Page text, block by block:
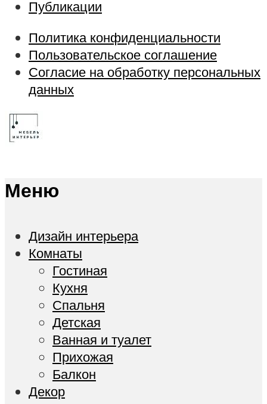
Публикации
Политика конфиденциальности
Пользовательское соглашение
Согласие на обработку персональных
данных
Меню
Дизайн интерьера
Комнаты
Гостиная
Кухня
Спальня
Детская
Ванная и туалет
Прихожая
Балкон
Декор